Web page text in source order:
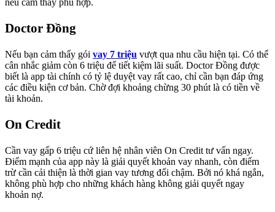
Doctor Đồng
Nếu bạn cảm thấy gói vay 7 triệu vượt qua nhu cầu hiện tại. Có thể
cân nhắc giảm còn 6 triệu để tiết kiệm lãi suất. Doctor Đồng được
biết là app tài chính có tỷ lệ duyệt vay rất cao, chỉ cần bạn đáp ứng
các điều kiện cơ bản. Chờ đợi khoảng chừng 30 phút là có tiền về
tài khoản.
On Credit
Cần vay gấp 6 triệu cứ liên hệ nhân viên On Credit tư vấn ngay.
Điểm mạnh của app này là giải quyết khoản vay nhanh, còn điểm
trừ cần cải thiện là thời gian vay tương đối chậm. Bởi nó khá ngắn,
không phù hợp cho những khách hàng không giải quyết ngay
khoản nợ.